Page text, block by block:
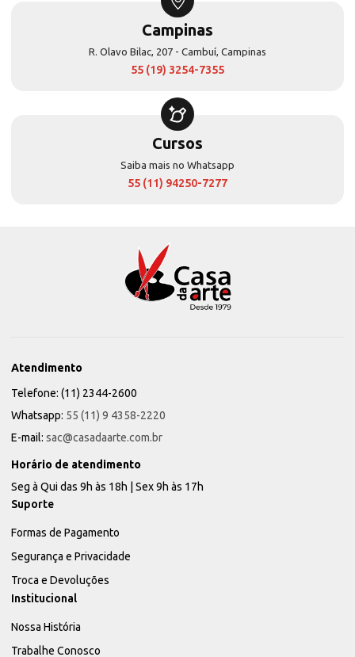
Campinas
R. Olavo Bilac, 207 - Cambuí, Campinas
55 (19) 3254-7355
Cursos
Saiba mais no Whatsapp
55 (11) 94250-7277
Atendimento
Telefone: (11) 2344-2600
Whatsapp: 55 (11) 9 4358-2220
E-mail: sac@casadaarte.com.br
Horário de atendimento
Seg à Qui das 9h às 18h | Sex 9h às 17h
Suporte
Formas de Pagamento
Segurança e Privacidade
Troca e Devoluções
Institucional
Nossa História
Trabalhe Conosco